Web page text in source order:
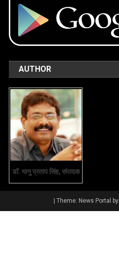
AUTHOR
डॉ. भानु प्रताप सिंह, संपादक
Theme: News Portal by